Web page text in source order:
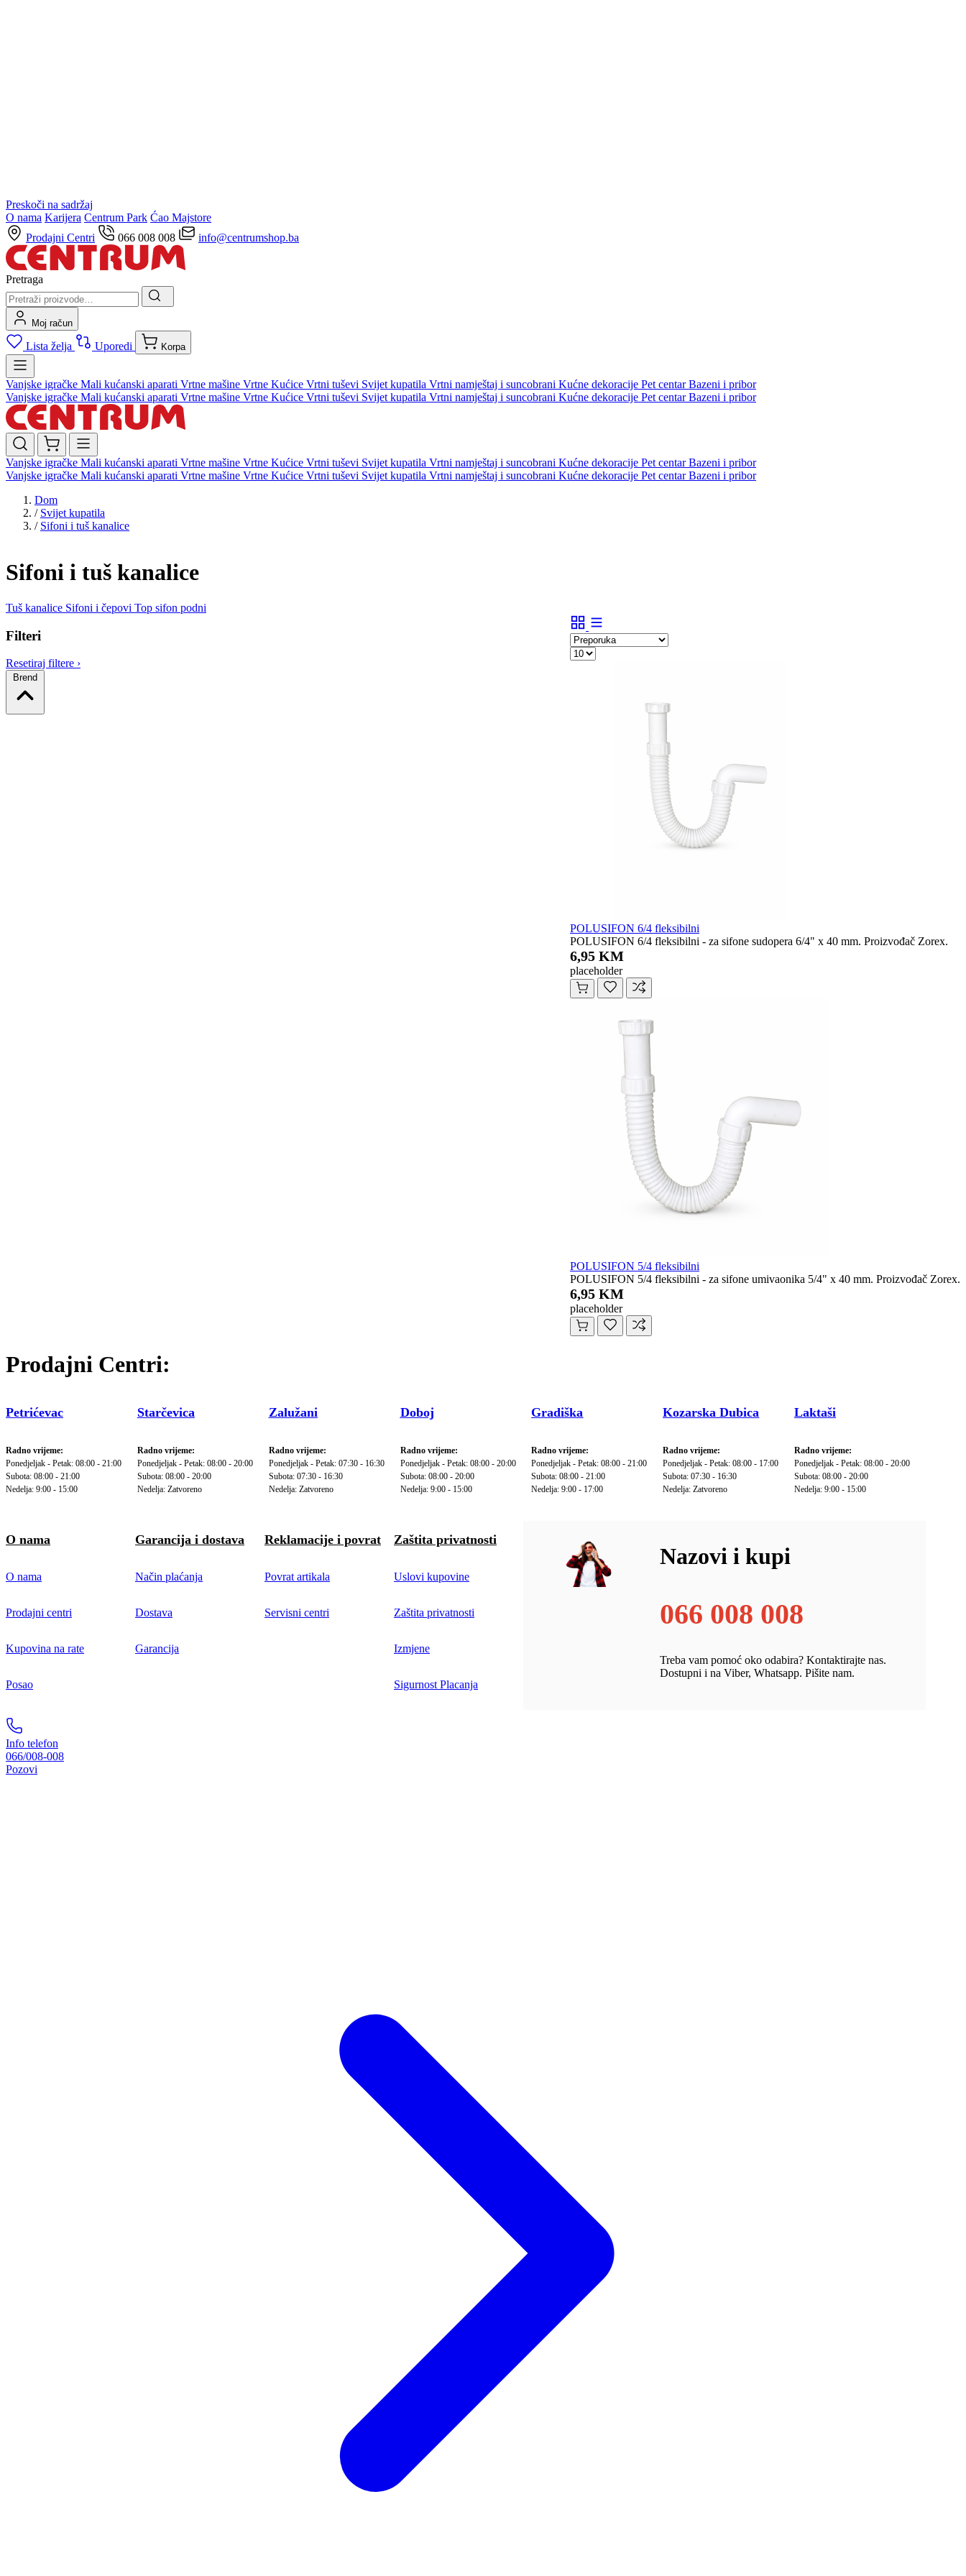
Preskoči na sadržaj
O nama Karijera Centrum Park Ćao Majstore
Prodajni Centri
066 008 008 info@centrumshop.ba
Pretraga
Moj račun
Lista želja Uporedi Korpa
Vanjske igračke Mali kućanski aparati Vrtne mašine Vrtne Kućice Vrtni tuševi Svijet kupatila Vrtni namještaj i suncobrani Kućne dekoracije Pet centarBazeni i pribor
Vanjske igračke Mali kućanski aparati Vrtne mašine Vrtne Kućice Vrtni tuševi Svijet kupatila Vrtni namještaj i suncobrani Kućne dekoracije Pet centarBazeni i pribor
Vanjske igračke Mali kućanski aparati Vrtne mašine Vrtne Kućice Vrtni tuševi Svijet kupatila Vrtni namještaj i suncobrani Kućne dekoracije Pet centarBazeni i pribor
Vanjske igračke Mali kućanski aparati Vrtne mašine Vrtne Kućice Vrtni tuševi Svijet kupatila Vrtni namještaj i suncobrani Kućne dekoracije Pet centarBazeni i pribor
Dom
/ Svijet kupatila
/ Sifoni i tuš kanalice
Sifoni i tuš kanalice
Tuš kanalice Sifoni i čepovi Top sifon podni
Filteri
Resetiraj filtere ›
Brend
POLUSIFON 6/4 fleksibilni
POLUSIFON 6/4 fleksibilni - za sifone sudopera 6/4" x 40 mm. Proizvođač Zorex.
6,95 KM
placeholder
POLUSIFON 5/4 fleksibilni
POLUSIFON 5/4 fleksibilni - za sifone umivaonika 5/4" x 40 mm. Proizvođač Zorex.
6,95 KM
placeholder
Prodajni Centri:
Petrićevac
Radno vrijeme:
Ponedjeljak - Petak: 08:00 - 21:00
Subota: 08:00 - 21:00
Nedelja: 9:00 - 15:00
Starčevica
Radno vrijeme:
Ponedjeljak - Petak: 08:00 - 20:00
Subota: 08:00 - 20:00
Nedelja: Zatvoreno
Zalužani
Radno vrijeme:
Ponedjeljak - Petak: 07:30 - 16:30
Subota: 07:30 - 16:30
Nedelja: Zatvoreno
Doboj
Radno vrijeme:
Ponedjeljak - Petak: 08:00 - 20:00
Subota: 08:00 - 20:00
Nedelja: 9:00 - 15:00
Gradiška
Radno vrijeme:
Ponedjeljak - Petak: 08:00 - 21:00
Subota: 08:00 - 21:00
Nedelja: 9:00 - 17:00
Kozarska Dubica
Radno vrijeme:
Ponedjeljak - Petak: 08:00 - 17:00
Subota: 07:30 - 16:30
Nedelja: Zatvoreno
Laktaši
Radno vrijeme:
Ponedjeljak - Petak: 08:00 - 20:00
Subota: 08:00 - 20:00
Nedelja: 9:00 - 15:00
O nama
O nama
Prodajni centri
Kupovina na rate
Posao
Garancija i dostava
Način plaćanja
Dostava
Garancija
Reklamacije i povrat
Povrat artikala
Servisni centri
Zaštita privatnosti
Uslovi kupovine
Zaštita privatnosti
Izmjene
Sigurnost Placanja
Nazovi i kupi
066 008 008
Treba vam pomoć oko odabira? Kontaktirajte nas.
Dostupni i na Viber, Whatsapp. Pišite nam.
Info telefon
066/008-008
Pozovi